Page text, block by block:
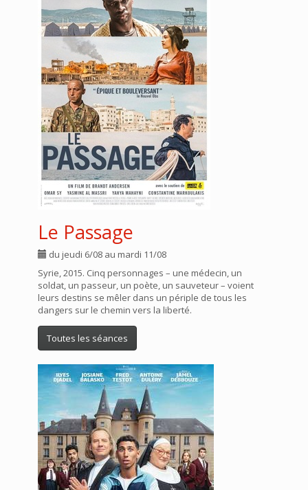
Le Passage
du jeudi 6/08 au mardi 11/08
Syrie, 2015. Cinq personnages – une médecin, un
soldat, un passeur, un poète, un sauveteur – voient
leurs destins se mêler dans un périple de tous les
dangers sur le chemin vers la liberté.
Toutes les séances